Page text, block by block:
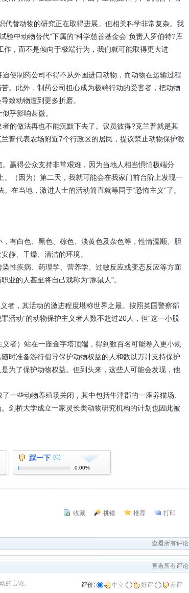
替动物的研究正在取得进展。但相关科学非常复杂。我
验中动物替代”下属的“科学慈善基金会”负责人罗伯特?库
，而不是倾向于极端行为，我们就可能取得更大进
使制药公司不得不从外国进口动物，而动物在运输过程
。此外，制药公司担心成为极端行动的受害者，把动物
致动物遭到更多折磨。
乎影响甚微。
的做法再也不能沉默下去了。议员彼得?克兰普就是其
普代表农场附近7个行政区的居民，提议禁止动物保护激
赢得公众支持非常艰难，因为当地人相当惧怕极端分
（因为）第二天，我就可能会在我家门前台阶上发现一
在当地，激进人士的活动简直就等同于“恐怖主义”了。
有白色、黑色、棕色、淡黄色及杂色等，性情温顺、胆
静、干燥、清洁的环境。
性疾病、药理学、营养学、过敏反应或变态反应等方面
业的人甚至将自己戏称为“豚鼠人”。
者，其活动的激进程度堪称世界之最。按照英国警察部
活动”的动物保护主义者人数不超过20人，但“这一小股
者）站在一座金字塔顶端，得到数百名可能卷入更小规
时准备游行倡导保护动物权益的人和数以万计支持保护
为了保护动物权益。但到头来，这些人可能会发现，他
一些动物养殖场关闭，其中包括牛津郡的一座养猫场、
剑桥大学成立一家灵长类动物研究机构的计划也因此被
踩一下 (0)
0.00%
收藏 挑错 推荐 打印
查看所有评论
查看所有评论
的言论。 评价: 中立 好评 差评